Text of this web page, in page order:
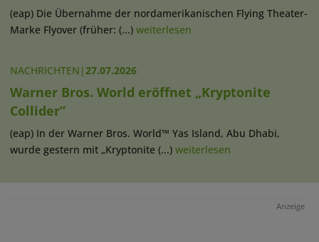
(eap) Die Übernahme der nordamerikanischen Flying Theater-
Marke Flyover (früher: (...) weiterlesen
NACHRICHTEN |27.07.2026
Warner Bros. World eröffnet „Kryptonite
Collider”
(eap) In der Warner Bros. World™ Yas Island, Abu Dhabi,
wurde gestern mit „Kryptonite (...) weiterlesen
Anzeige